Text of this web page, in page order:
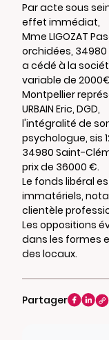
Par acte sous
effet immédiat,
Mme LIGOZAT
orchidées,
a cédé à la
variable de 2000€
Montpellier
URBAIN Eric, DGD,
l'intégralité de
psychologue, sis
34980 Saint-
prix de 36000 €.
Le fonds libéral
immatériels,
clientèle
Les oppositions
dans les formes
des locaux.
Partager